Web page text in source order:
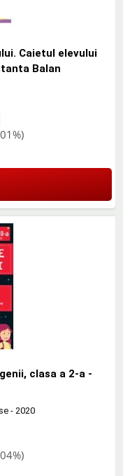
Caietul elevului
Balan
clasa a 2-a -
- 2020